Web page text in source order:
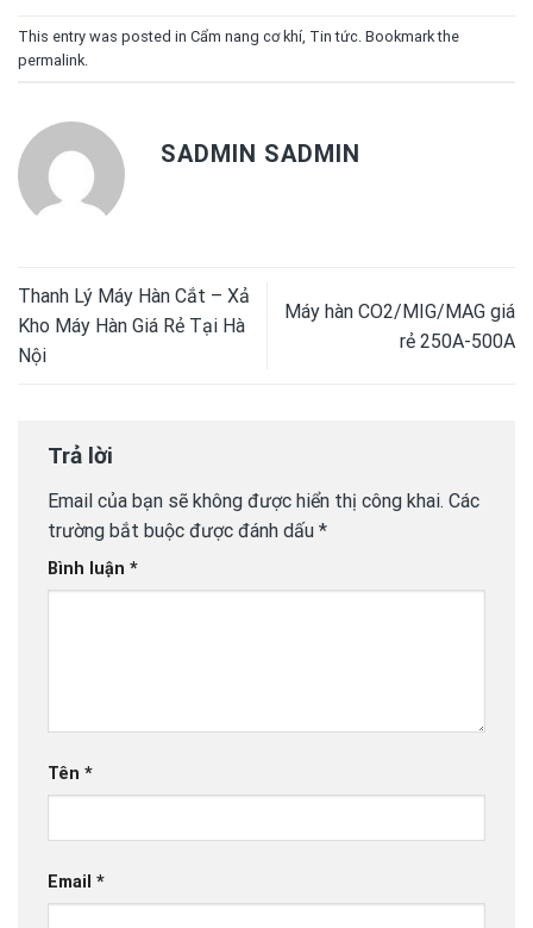
This entry was posted in Cẩm nang cơ khí Tin tức . Bookmark the
permalink
SADMIN SADMIN
Thanh Lý Máy Hàn Cắt – Xả
Kho Máy Hàn Giá Rẻ Tại Hà
Nội
Máy hàn CO2/MIG/MAG giá
rẻ 250A-500A
Trả lời
Email của bạn sẽ không được hiển thị công khai. Các
trường bắt buộc được đánh dấu *
Bình luận *
Tên *
Email *